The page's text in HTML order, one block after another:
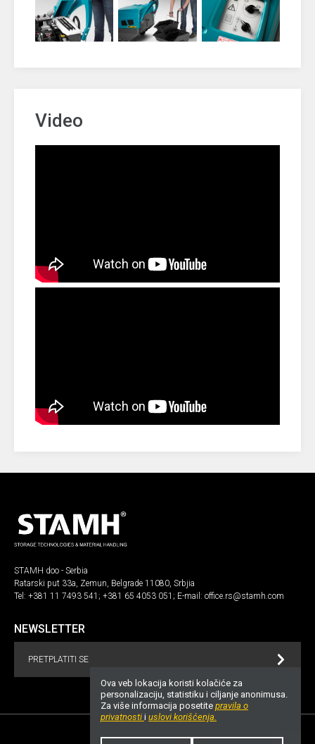
Video
STAMH doo - Serbia
Ratarski put 33a, Zemun, Belgrade 11080, Srbjia
Tel: +381 11 7493 541 ; +381 65 4053 051 ; E-mail: office.rs@stamh.com
NEWSLETTER
PRETPLATITI SE
Ova veb lokacija koristi kolačiće za
personalizaciju, statistiku i ciljanje anonimusa.
Za više informacija posetite pravila o
privatnosti i uslovi korišćenja.